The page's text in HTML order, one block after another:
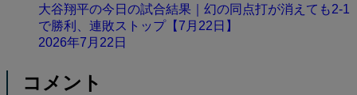
大谷翔平の今日の試合結果｜幻の同点打が消えても2-1
で勝利、連敗ストップ【7月22日】
2026年7月22日
コメント